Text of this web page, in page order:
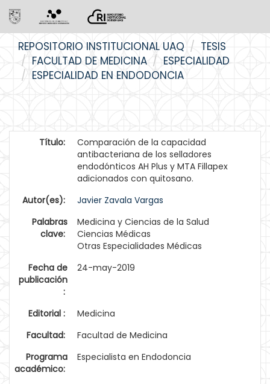
navigation
REPOSITORIO INSTITUCIONAL UAQ
TESIS
FACULTAD DE MEDICINA
ESPECIALIDAD
ESPECIALIDAD EN ENDODONCIA
Título:
Comparación de la capacidad
antibacteriana de los selladores
endodónticos AH Plus y MTA Fillapex
adicionados con quitosano.
Autor(es):
Javier Zavala Vargas
Palabras
clave:
Medicina y Ciencias de la Salud
Ciencias Médicas
Otras Especialidades Médicas
Fecha de
publicación
:
24-may-2019
Editorial :
Medicina
Facultad:
Facultad de Medicina
Programa
académico:
Especialista en Endodoncia